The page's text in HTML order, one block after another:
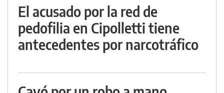
El acusado por la red de
pedofilia en Cipolletti tiene
antecedentes por narcotráfico